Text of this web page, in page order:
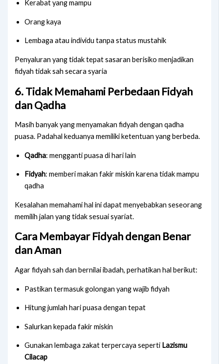
Kerabat yang mampu
Orang kaya
Lembaga atau individu tanpa status mustahik
Penyaluran yang tidak tepat sasaran berisiko menjadikan
fidyah tidak sah secara syaria
6. Tidak Memahami Perbedaan Fidyah
dan Qadha
Masih banyak yang menyamakan fidyah dengan qadha
puasa. Padahal keduanya memiliki ketentuan yang berbeda.
Qadha: mengganti puasa di hari lain
Fidyah: memberi makan fakir miskin karena tidak mampu
qadha
Kesalahan memahami hal ini dapat menyebabkan seseorang
memilih jalan yang tidak sesuai syariat.
Cara Membayar Fidyah dengan Benar
dan Aman
Agar fidyah sah dan bernilai ibadah, perhatikan hal berikut:
Pastikan termasuk golongan yang wajib fidyah
Hitung jumlah hari puasa dengan tepat
Salurkan kepada fakir miskin
Gunakan lembaga zakat terpercaya seperti Lazismu
Cilacap